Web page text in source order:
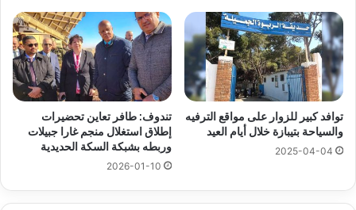
توافد كبير للزوار على مواقع الترفيه
والسياحة بتيبازة خلال أيام العيد
2025-04-04
تندوف: طافر تعاين تحضيرات
إطلاق استغلال منجم غارا جبيلات
وربطه بشبكة السكة الحديدية
2026-01-10